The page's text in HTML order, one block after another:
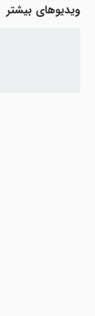
ویدیوهای بیشتر